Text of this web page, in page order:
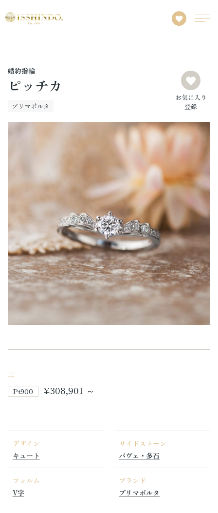
婚約指輪
ピッチカ
プリマポルタ
お気に入り
登録
上
Pt900 ¥308,901 ～
デザイン
キュート
サイドストーン
パヴェ・多石
フォルム
V字
ブランド
プリマポルタ